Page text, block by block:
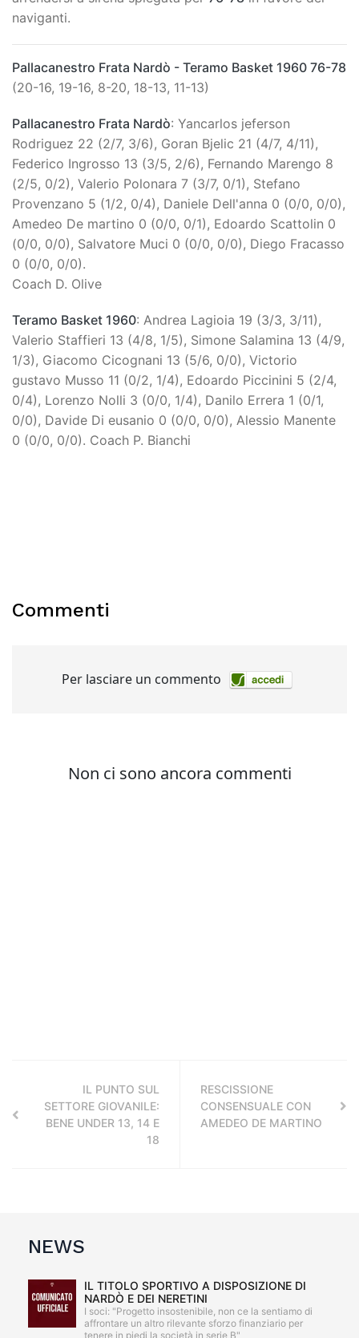
naviganti.
Pallacanestro Frata Nardò - Teramo Basket 1960 76-78
(20-16, 19-16, 8-20, 18-13, 11-13)
Pallacanestro Frata Nardò: Yancarlos jeferson
Rodriguez 22 (2/7, 3/6), Goran Bjelic 21 (4/7, 4/11),
Federico Ingrosso 13 (3/5, 2/6), Fernando Marengo 8
(2/5, 0/2), Valerio Polonara 7 (3/7, 0/1), Stefano
Provenzano 5 (1/2, 0/4), Daniele Dell'anna 0 (0/0, 0/0),
Amedeo De martino 0 (0/0, 0/1), Edoardo Scattolin 0
(0/0, 0/0), Salvatore Muci 0 (0/0, 0/0), Diego Fracasso
0 (0/0, 0/0).
Coach D. Olive
Teramo Basket 1960: Andrea Lagioia 19 (3/3, 3/11),
Valerio Staffieri 13 (4/8, 1/5), Simone Salamina 13 (4/9,
1/3), Giacomo Cicognani 13 (5/6, 0/0), Victorio
gustavo Musso 11 (0/2, 1/4), Edoardo Piccinini 5 (2/4,
0/4), Lorenzo Nolli 3 (0/0, 1/4), Danilo Errera 1 (0/1,
0/0), Davide Di eusanio 0 (0/0, 0/0), Alessio Manente
0 (0/0, 0/0). Coach P. Bianchi
Commenti
IL PUNTO SUL
SETTORE GIOVANILE:
BENE UNDER 13, 14 E
18
RESCISSIONE
CONSENSUALE CON
AMEDEO DE MARTINO
NEWS
IL TITOLO SPORTIVO A DISPOSIZIONE DI
NARDÒ E DEI NERETINI
I soci: "Progetto insostenibile, non ce la sentiamo di
affrontare un altro rilevante sforzo finanziario per
tenere in piedi la società in serie B"